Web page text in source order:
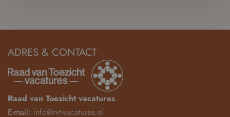
ADRES & CONTACT
Raad van Toezicht vacatures
E-mail: info@rvt-vacatures.nl